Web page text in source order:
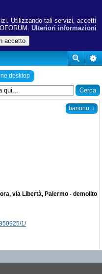
Utilizzando tali servizi, accetti
Ulteriori informazioni
desktop
barionu ↓
via Libertà, Palermo - demolito
1/